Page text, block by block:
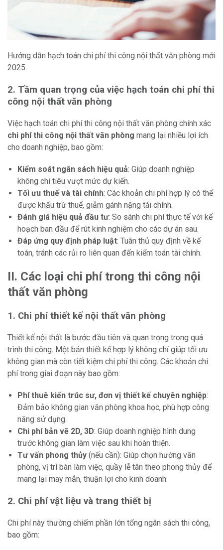
Hướng dẫn hạch toán chi phí thi công nội thất văn phòng mới
2025
2. Tầm quan trọng của việc hạch toán chi phí thi
công nội thất văn phòng
Việc hạch toán chi phí thi công nội thất văn phòng chính xác
chi phí thi công nội thất văn phòng mang lại nhiều lợi ích
cho doanh nghiệp, bao gồm:
Kiểm soát ngân sách hiệu quả: Giúp doanh nghiệp
không chi tiêu vượt mức dự kiến.
Tối ưu thuế và tài chính: Các khoản chi phí hợp lý có thể
được khấu trừ thuế, giảm gánh nặng tài chính.
Đánh giá hiệu quả đầu tư: So sánh chi phí thực tế với kế
hoạch ban đầu để rút kinh nghiệm cho các dự án sau.
Đáp ứng quy định pháp luật: Tuân thủ quy định về kế
toán, tránh các rủi ro liên quan đến kiểm toán tài chính.
II. Các loại chi phí trong thi công nội
thất văn phòng
1. Chi phí thiết kế nội thất văn phòng
Thiết kế nội thất là bước đầu tiên và quan trọng trong quá
trình thi công. Một bản thiết kế hợp lý không chỉ giúp tối ưu
không gian mà còn tiết kiệm chi phí thi công. Các khoản chi
phí trong giai đoạn này bao gồm:
Phí thuê kiến trúc sư, đơn vị thiết kế chuyên nghiệp:
Đảm bảo không gian văn phòng khoa học, phù hợp công
năng sử dụng.
Chi phí bản vẽ 2D, 3D: Giúp doanh nghiệp hình dung
trước không gian làm việc sau khi hoàn thiện.
Tư vấn phong thủy (nếu cần): Giúp chọn hướng văn
phòng, vị trí bàn làm việc, quầy lễ tân theo phong thủy để
mang lại may mắn, thuận lợi cho kinh doanh.
2. Chi phí vật liệu và trang thiết bị
Chi phí này thường chiếm phần lớn tổng ngân sách thi công,
bao gồm: